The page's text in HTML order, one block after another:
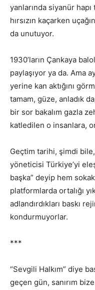
yanlarında siyanür hapı
hırsızın kaçarken
da unutuyor.
1930’ların Çankaya
paylaşıyor ya da. Ama
yerine kan aktığını
tamam, güze, anladık
bir sor bakalım gazla
katledilen o insanlara,
Geçtim tarihi, şimdi
yöneticisi Türkiye’yi
başka” deyip hem
platformlarda ortalığı
adlandırdıkları baskı
kondurmuyorlar.
***
“Sevgili Halkım” diye
geçen gün, sanırım